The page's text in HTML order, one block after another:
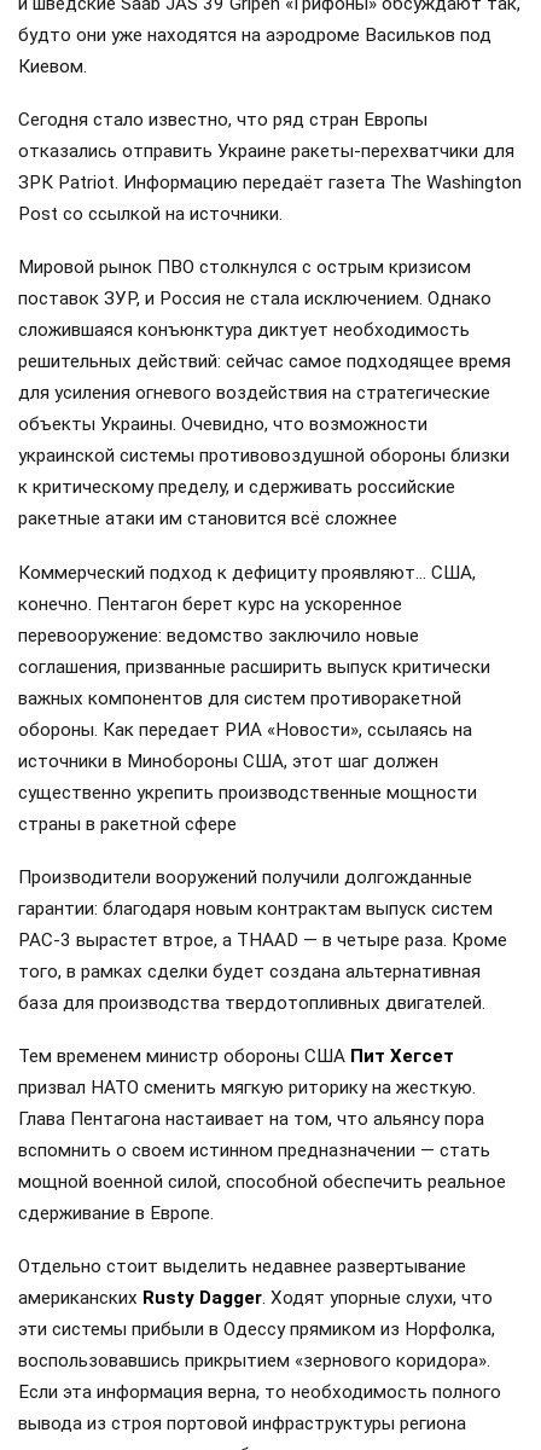
будто они уже находятся на аэродроме Васильков под
Киевом.
Сегодня стало известно, что ряд стран Европы
отказались отправить Украине ракеты-перехватчики для
ЗРК Patriot. Информацию передаёт газета The Washington
Post со ссылкой на источники.
Мировой рынок ПВО столкнулся с острым кризисом
поставок ЗУР, и Россия не стала исключением. Однако
сложившаяся конъюнктура диктует необходимость
решительных действий: сейчас самое подходящее время
для усиления огневого воздействия на стратегические
объекты Украины. Очевидно, что возможности
украинской системы противовоздушной обороны близки
к критическому пределу, и сдерживать российские
ракетные атаки им становится всё сложнее
Коммерческий подход к дефициту проявляют… США,
конечно. Пентагон берет курс на ускоренное
перевооружение: ведомство заключило новые
соглашения, призванные расширить выпуск критически
важных компонентов для систем противоракетной
обороны. Как передает РИА «Новости», ссылаясь на
источники в Минобороны США, этот шаг должен
существенно укрепить производственные мощности
страны в ракетной сфере
Производители вооружений получили долгожданные
гарантии: благодаря новым контрактам выпуск систем
PAC-3 вырастет втрое, а THAAD — в четыре раза. Кроме
того, в рамках сделки будет создана альтернативная
база для производства твердотопливных двигателей.
Тем временем министр обороны США Пит Хегсет
призвал НАТО сменить мягкую риторику на жесткую.
Глава Пентагона настаивает на том, что альянсу пора
вспомнить о своем истинном предназначении — стать
мощной военной силой, способной обеспечить реальное
сдерживание в Европе.
Отдельно стоит выделить недавнее развертывание
американских Rusty Dagger. Ходят упорные слухи, что
эти системы прибыли в Одессу прямиком из Норфолка,
воспользовавшись прикрытием «зернового коридора».
Если эта информация верна, то необходимость полного
вывода из строя портовой инфраструктуры региона